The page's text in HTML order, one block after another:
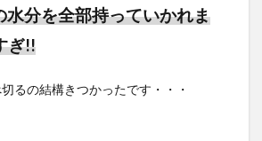
水分を全部持っていかれま
ぎ!!
るの結構きつかったです・・・